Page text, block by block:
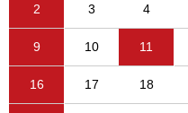
2 3 4
9 10 11
16 17 18